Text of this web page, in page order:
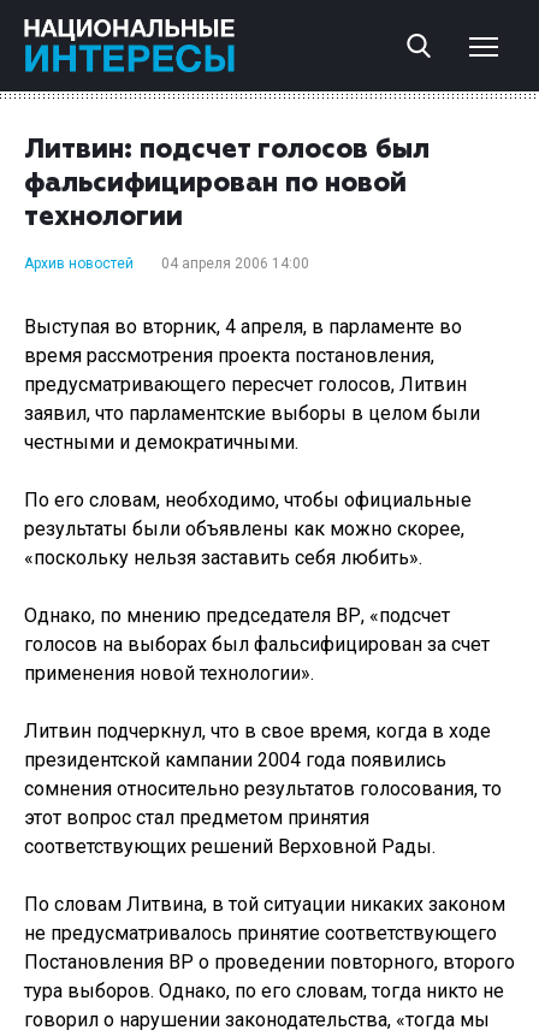
Литвин: подсчет голосов был
фальсифицирован по новой
технологии
Архив новостей 04 апреля 2006 14:00
Выступая во вторник, 4 апреля, в парламенте во
время рассмотрения проекта постановления,
предусматривающего пересчет голосов, Литвин
заявил, что парламентские выборы в целом были
честными и демократичными.
По его словам, необходимо, чтобы официальные
результаты были объявлены как можно скорее,
«поскольку нельзя заставить себя любить».
Однако, по мнению председателя ВР, «подсчет
голосов на выборах был фальсифицирован за счет
применения новой технологии».
Литвин подчеркнул, что в свое время, когда в ходе
президентской кампании 2004 года появились
сомнения относительно результатов голосования, то
этот вопрос стал предметом принятия
соответствующих решений Верховной Рады.
По словам Литвина, в той ситуации никаких законом
не предусматривалось принятие соответствующего
Постановления ВР о проведении повторного, второго
тура выборов. Однако, по его словам, тогда никто не
говорил о нарушении законодательства, «тогда мы